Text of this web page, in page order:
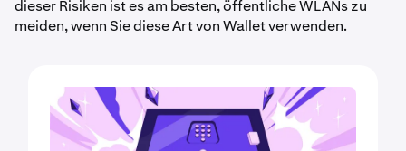
dieser Risiken ist es am besten, öffentliche WLANs zu
meiden, wenn Sie diese Art von Wallet verwenden.